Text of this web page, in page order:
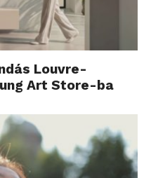
Louvre-
Art Store-ba